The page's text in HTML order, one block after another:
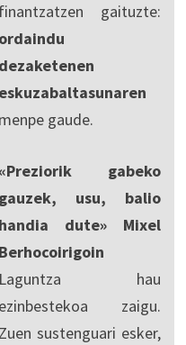
finantzatzen gaituzte:
ordaindu
dezaketenen
eskuzabaltasunaren
menpe gaude.
«Preziorik gabeko
gauzek, usu, balio
handia dute» Mixel
Berhocoirigoin
Laguntza hau
ezinbestekoa zaigu.
Zuen sustenguari esker,